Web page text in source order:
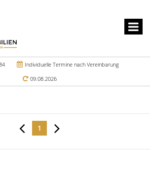
Individuelle Termine nach Vereinbarung
09.08.2026
1